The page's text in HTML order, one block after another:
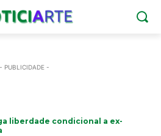
- PUBLICIDADE -
liberdade condicional a ex-